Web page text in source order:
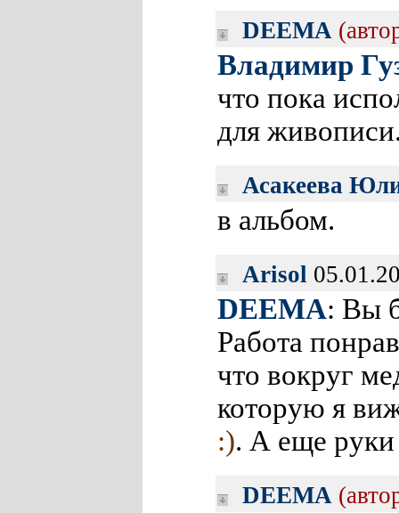
DEEMA
Владимир
что пока
для
Асакеева
в альбом.
Arisol
DEEMA: Вы
Работа
что вокруг
которую я
:). А еще
DEEMA